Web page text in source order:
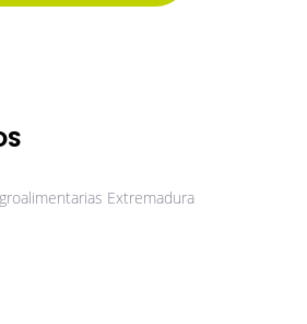
Extremadura